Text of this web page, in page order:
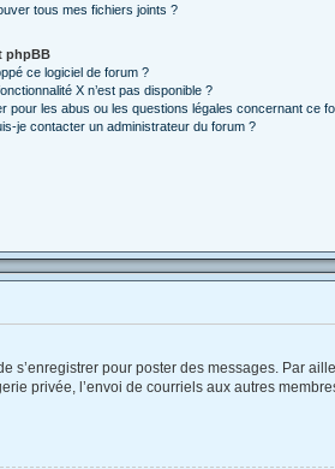
tous mes fichiers joints ?
phpBB
ce logiciel de forum ?
X n’est pas disponible ?
pour les abus ou les questions légales concernant ce
je contacter un administrateur du forum ?
pour poster des messages. Par
privée, l’envoi de courriels aux autres